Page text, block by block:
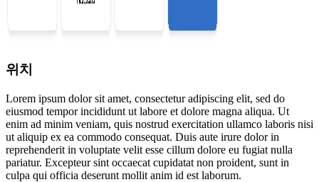
위치
Lorem ipsum dolor sit amet, consectetur adipiscing elit, sed do
eiusmod tempor incididunt ut labore et dolore magna aliqua. Ut
enim ad minim veniam, quis nostrud exercitation ullamco laboris nisi
ut aliquip ex ea commodo consequat. Duis aute irure dolor in
reprehenderit in voluptate velit esse cillum dolore eu fugiat nulla
pariatur. Excepteur sint occaecat cupidatat non proident, sunt in
culpa qui officia deserunt mollit anim id est laborum.